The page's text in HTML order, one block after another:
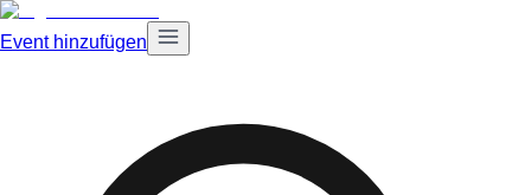
Event hinzufügen